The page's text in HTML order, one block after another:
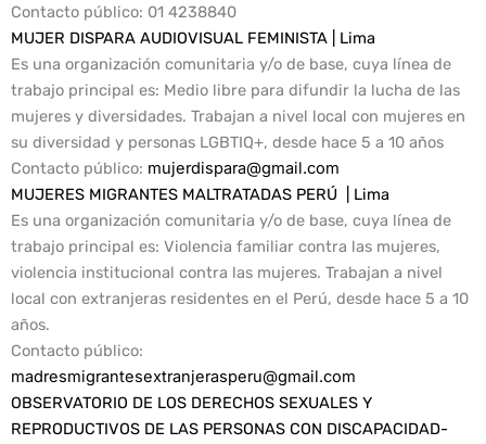
Contacto público: 01 4238840
MUJER DISPARA AUDIOVISUAL FEMINISTA | Lima
Es una organización comunitaria y/o de base, cuya línea de
trabajo principal es: Medio libre para difundir la lucha de las
mujeres y diversidades. Trabajan a nivel local con mujeres en
su diversidad y personas LGBTIQ+, desde hace 5 a 10 años
Contacto público: mujerdispara@gmail.com
MUJERES MIGRANTES MALTRATADAS PERÚ | Lima
Es una organización comunitaria y/o de base, cuya línea de
trabajo principal es: Violencia familiar contra las mujeres,
violencia institucional contra las mujeres. Trabajan a nivel
local con extranjeras residentes en el Perú, desde hace 5 a 10
años.
Contacto público:
madresmigrantesextranjerasperu@gmail.com
OBSERVATORIO DE LOS DERECHOS SEXUALES Y
REPRODUCTIVOS DE LAS PERSONAS CON DISCAPACIDAD-